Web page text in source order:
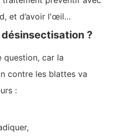
et d’avoir l'œil…
?
car la
contre les blattes va
: